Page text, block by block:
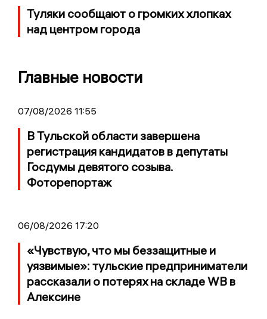
Туляки сообщают о громких хлопках
над центром города
Главные новости
07/08/2026 11:55
В Тульской области завершена
регистрация кандидатов в депутаты
Госдумы девятого созыва.
Фоторепортаж
06/08/2026 17:20
«Чувствую, что мы беззащитные и
уязвимые»: тульские предприниматели
рассказали о потерях на складе WB в
Алексине